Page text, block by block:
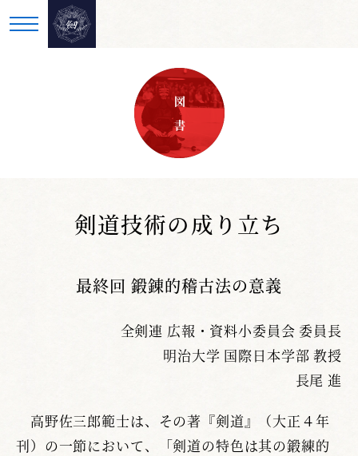
図 書
剣道技術の成り立ち
最終回 鍛錬的稽古法の意義
全剣連 広報・資料小委員会 委員長
明治大学 国際日本学部 教授
長尾 進
高野佐三郎範士は、その著『剣道』（大正４年
刊）の一節において、「剣道の特色は其の鍛練的